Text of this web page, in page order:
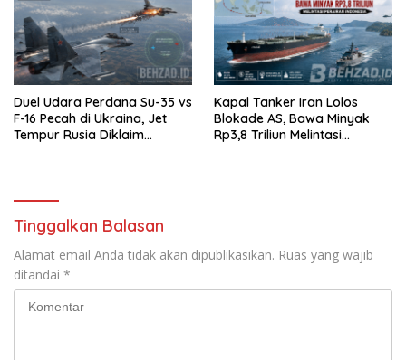
Duel Udara Perdana Su-35 vs
F-16 Pecah di Ukraina, Jet
Tempur Rusia Diklaim
Kapal Tanker Iran Lolos
Blokade AS, Bawa Minyak
Rp3,8 Triliun Melintasi
Tinggalkan Balasan
Alamat email Anda tidak akan dipublikasikan. Ruas yang wajib
ditandai *